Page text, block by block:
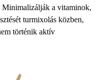
Minimalizálják a vitaminok,
turmixolás közben,
történik aktív